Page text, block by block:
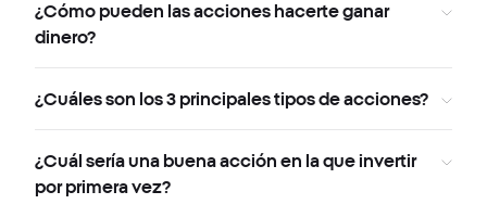
¿Cómo pueden las acciones hacerte ganar
dinero?
¿Cuáles son los 3 principales tipos de acciones?
¿Cuál sería una buena acción en la que invertir
por primera vez?